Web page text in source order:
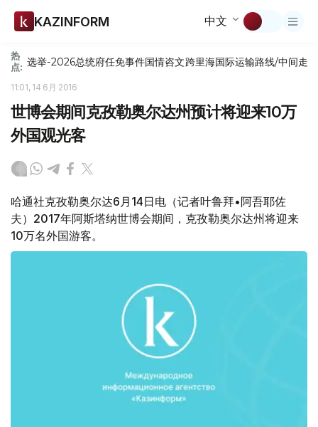
KAZINFORM 中文
热
点: 选举-2026总统府任免事件国情咨文跨里海国际运输路线/中间走廊
11:01, 14 6月 2016
世博会期间克孜勒奥尔达州预计将迎来10万
外国观光客
哈通社克孜勒奥尔达6月14日电（记者叶鲁拜•阿吾耶佐
夫）2017年阿斯塔纳世博会期间，克孜勒奥尔达州将迎来
10万名外国游客。